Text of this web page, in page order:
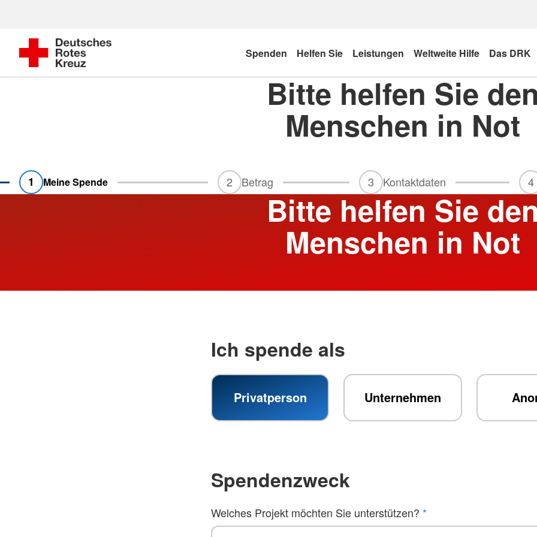
Spenden Helfen Sie Leistungen Weltweite Hilfe Das DRK
Bitte helfen Sie
Menschen in Not
1 Meine Spende 2 Betrag 3 Kontaktdaten 4
Bitte helfen Sie
Menschen in Not
Ich spende als
Privatperson Unternehmen
Spendenzweck
Welches Projekt möchten Sie unterstützen? *